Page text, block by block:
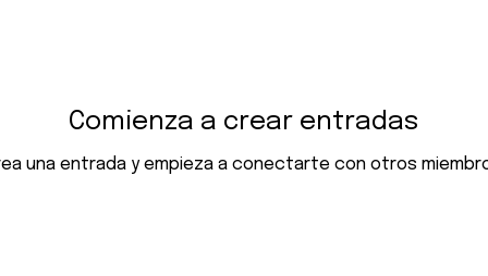
Comienza a crear entradas
una entrada y empieza a conectarte con otros